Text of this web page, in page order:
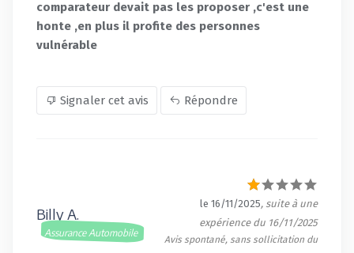
comparateur devait pas les proposer ,c'est une
honte ,en plus il profite des personnes
vulnérable
Signaler cet avis Répondre
Billy A.
Assurance Automobile
le 16/11/2025, suite à une
expérience du 16/11/2025
Avis spontané, sans sollicitation du